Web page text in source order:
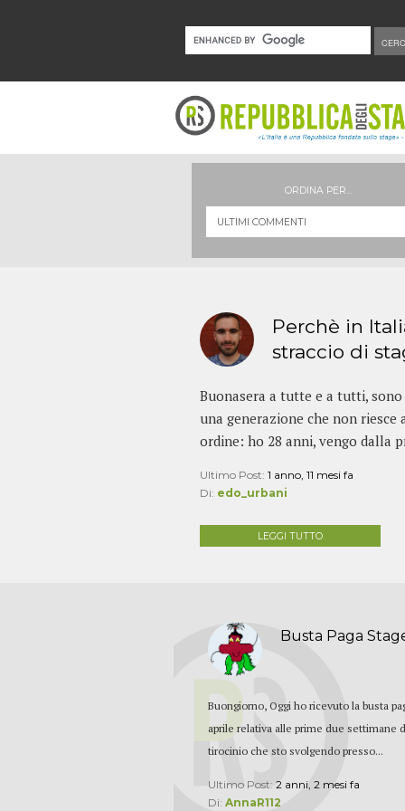
ORDINA PER...
Perchè in
straccio di
Buonasera a tutte e a tutti,
una generazione che non riesce
ordine: ho 28 anni, vengo dalla
Ultimo Post: 1 anno, 11 mesi fa
Di: edo_urbani
LEGGI TUTTO
Busta Paga
Buongiorno, Oggi ho ricevuto la busta
aprile relativa alle prime due settimane
tirocinio che sto svolgendo presso...
Ultimo Post:2 anni, 2 mesi fa
Di:AnnaR112